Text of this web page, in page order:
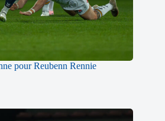
pour Reubenn Rennie